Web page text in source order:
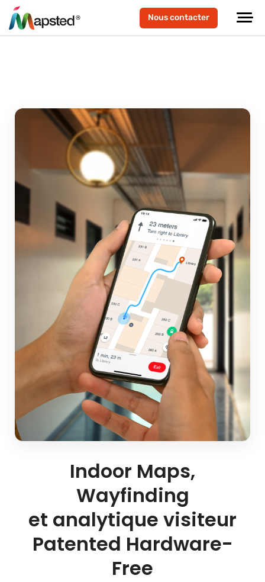
Nous contacter
Indoor Maps,
Wayfinding
et analytique visiteur
Patented Hardware-
Free